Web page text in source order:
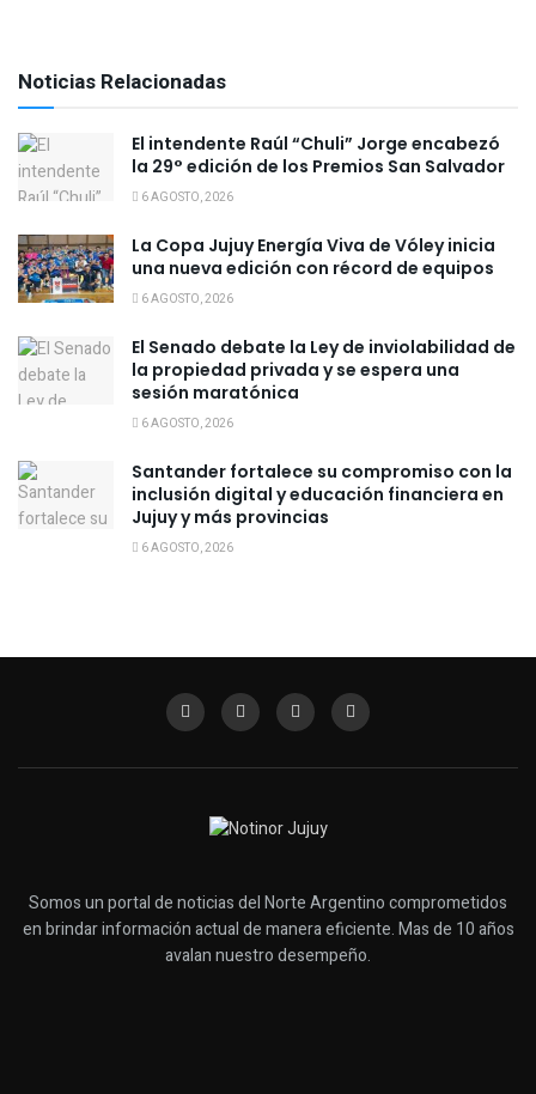
Noticias Relacionadas
El intendente Raúl “Chuli” Jorge encabezó
la 29° edición de los Premios San Salvador
6 AGOSTO, 2026
La Copa Jujuy Energía Viva de Vóley inicia
una nueva edición con récord de equipos
6 AGOSTO, 2026
El Senado debate la Ley de inviolabilidad de
la propiedad privada y se espera una
sesión maratónica
6 AGOSTO, 2026
Santander fortalece su compromiso con la
inclusión digital y educación financiera en
Jujuy y más provincias
6 AGOSTO, 2026
Somos un portal de noticias del Norte Argentino comprometidos
en brindar información actual de manera eficiente. Mas de 10 años
avalan nuestro desempeño.